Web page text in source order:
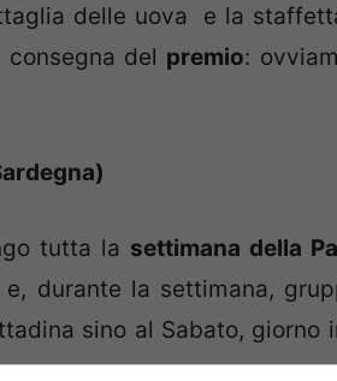
delle uova e la
del premio:
tutta la settimana della
e, durante la settimana,
sino al Sabato, giorno